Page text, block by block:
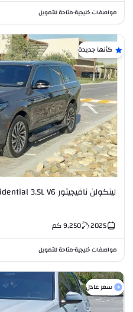
مواصفات خليجية•متاحة للتمويل
كأنها جديدة
لينكولن نافيجيتور Presidential 3.5L V6
2025
9,250كم
مواصفات خليجية•متاحة للتمويل
سعر عادل